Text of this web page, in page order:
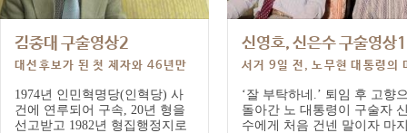
김종대 구술영상2
대선후보가 된 첫 제자와 46년만
의 재회
1974년 인민혁명당(인혁당) 사
건에 연루되어 구속, 20년 형을
선고받고 1982년 형집행정지로
신영호, 신은수 구술영상1
서거 9일 전, 노무현 대통령의
지막 이발
‘잘 부탁하네.’ 퇴임 후 고향
돌아간 노 대통령이 구술자
수에게 처음 건넨 말이자 마